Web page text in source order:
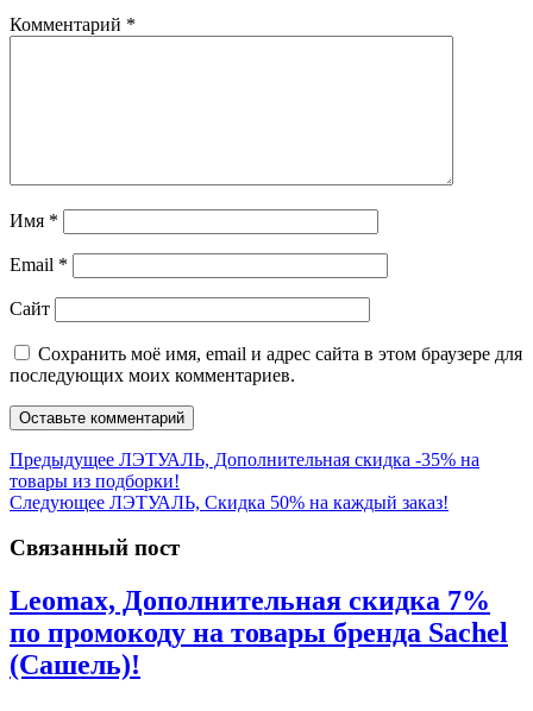
Комментарий *
Имя *
Email *
Сайт
Сохранить моё имя, email и адрес сайта в этом браузере для
последующих моих комментариев.
Навигация
по
Предыдущее Предыдущая
запись:
ЛЭТУАЛЬ, Дополнительная скидка -35% на
товары из подборки!
Следующее Следующая
ЛЭТУАЛЬ, Скидка 50% на каждый заказ!
Связанный пост
Leomax, Дополнительная скидка 7%
по промокоду на товары бренда Sachel
(Сашель)!